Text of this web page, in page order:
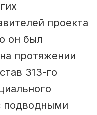
проекта
он был
протяжении
313-го
подводными